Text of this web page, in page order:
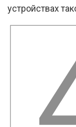
устройствах